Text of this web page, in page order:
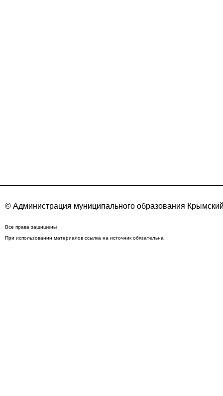
© Администрация муниципального образования
Все права защищены
При использовании материалов ссылка на источник обязательна